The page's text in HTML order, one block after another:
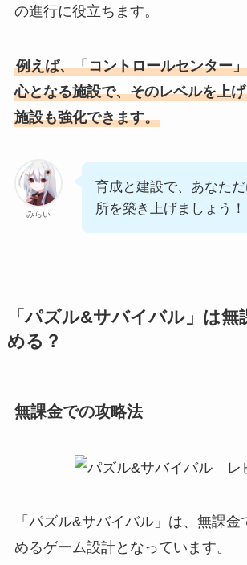
の進行に役立ちます。
例えば、「コントロールセンター
心となる施設で、そのレベルを上
施設も強化できます。
みらい
育成と建設で、あなた
所を築き上げましょう！
「パズル&サバイバル」は無
める？
無課金での攻略法
「パズル&サバイバル」は、無課金
めるゲーム設計となっています。